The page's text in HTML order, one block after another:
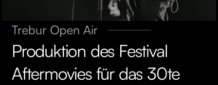
Trebur Open Air
Produktion des Festival
Aftermovies für das 30te